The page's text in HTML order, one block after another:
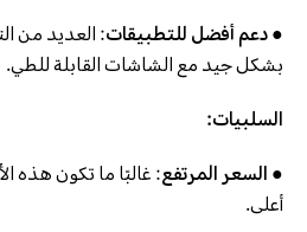
● دعم أفضل للتطبيقات: العديد من
بشكل جيد مع الشاشات القابلة للطي.
السلبيات:
● السعر المرتفع: غالبًا ما تكون هذه
أعلى.